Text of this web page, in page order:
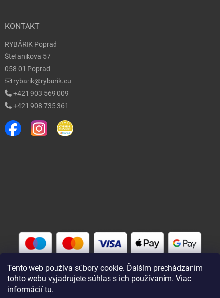
Tento web používa súbory cookie. Ďalším prechádzaním
tohto webu vyjadrujete súhlas s ich používaním. Viac
informácií tu.
KONTAKT
RYBÁRIK Poprad
Štefánikova 57
058 01 Poprad
rybarik@rybarik.eu
+421 903 569 009
+421 908 735 361